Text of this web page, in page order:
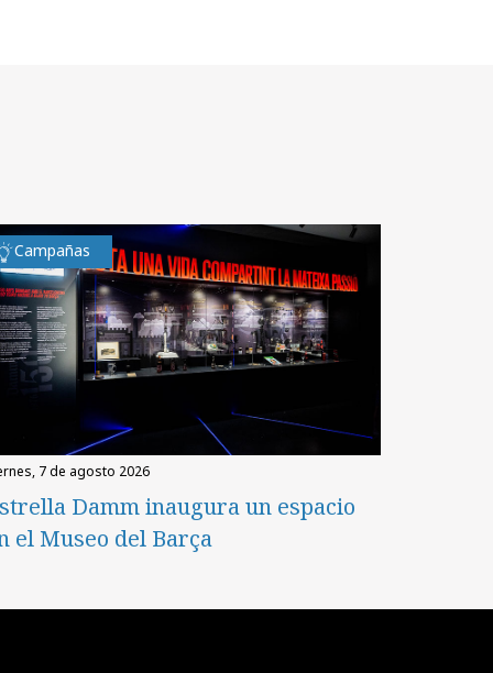
Campañas
7 de agosto 2026
Damm inaugura un espacio
el Museo del Barça